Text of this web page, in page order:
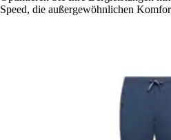
Speed, die außergewöhnlichen